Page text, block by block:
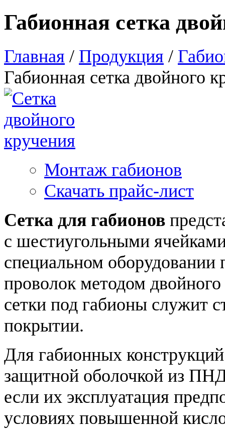
Габионная сетка
Главная / Продукция /
Габионная сетка двойного
Монтаж габионов
Скачать прайс-лист
Сетка для габионов
с шестиугольными
специальном оборудовании
проволок методом
сетки под габионы служит
покрытии.
Для габионных
защитной оболочкой из
если их эксплуатация
условиях повышенной